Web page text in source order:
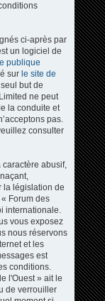
ci-après par
un logiciel de
publique
sur le site de
but de
ne peut
la conduite et
pas.
consulter
abusif,
la législation de
Forum des
internationale.
vous exposez
nous réservons
et les
est
conditions.
l'Ouest » ait le
de verrouiller